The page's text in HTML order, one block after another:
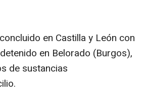
en Castilla y León con
en Belorado (Burgos),
de sustancias